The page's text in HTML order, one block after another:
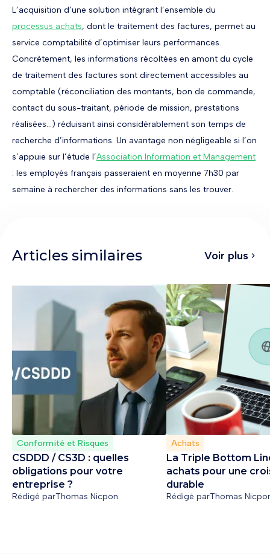
L’acquisition d’une solution intégrant l’ensemble du
processus achats, dont le traitement des factures, permet au
service comptabilité d’optimiser leurs performances.
Concrètement, les informations récoltées en amont du cycle
de traitement des factures sont directement accessibles au
comptable (réconciliation des montants, bon de commande,
contact du sous-traitant, période de mission, prestations
réalisées...) réduisant ainsi considérablement son temps de
recherche d’informations. Un avantage non négligeable si l’on
s’appuie sur l’étude l’Association Information et Management
: les employés français passeraient en moyenne 7h30 par
semaine à rechercher des informations sans les trouver.
Articles similaires Voir plus
Conformité et Risques
CSDDD / CS3D : quelles
obligations pour votre
entreprise ?
Rédigé parThomas Nicpon
Achats
La Triple Bottom
achats pour une
durable
Rédigé parThomas